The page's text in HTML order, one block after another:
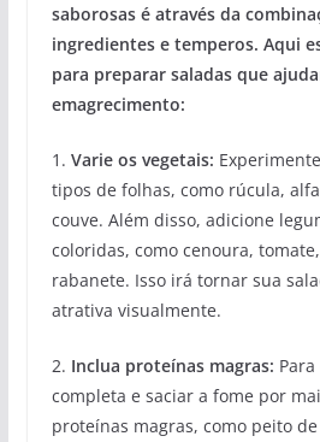
saborosas é através da
ingredientes e temperos. Aqui
para preparar saladas que
emagrecimento:
1. Varie os vegetais:
tipos de folhas, como rúcula,
couve. Além disso, adicione
coloridas, como cenoura,
rabanete. Isso irá tornar sua
atrativa visualmente.
2. Inclua proteínas magras:
completa e saciar a fome por
proteínas magras, como peito